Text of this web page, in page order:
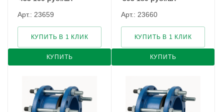
Арт.: 23659
КУПИТЬ
КУПИТЬ В 1 КЛИК
Арт.: 23660
КУПИТЬ
КУПИТЬ В 1 КЛИК